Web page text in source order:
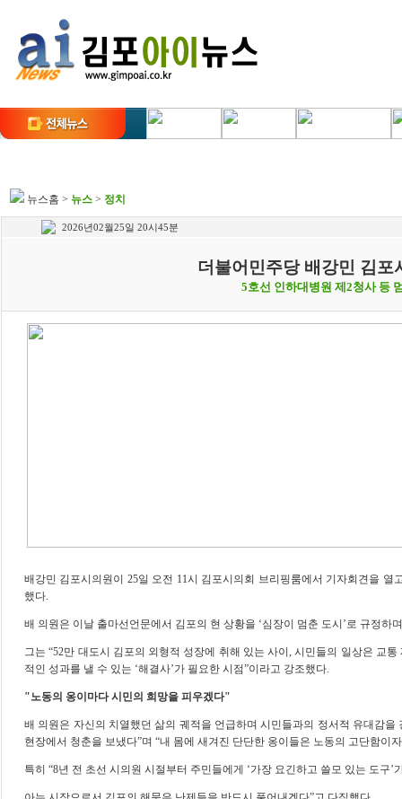
뉴스홈 > 뉴스 > 정치
2026년02월25일 20시45분
더불어민주당 배강민 김
5호선 인하대병원 제2청사 등
배강민 김포시의원이 25일 오전 11시 김포시의회 브리핑룸에서 기자회견을 열
했다.
배 의원은 이날 출마선언문에서 김포의 현 상황을 ‘심장이 멈춘 도시 ’로 규정하며
그는“52만 대도시 김포의 외형적 성장에 취해 있는 사이,시민들의 일상은 교통
적인 성과를 낼 수 있는 ‘해결사’가 필요한 시점”이라고 강조했다.
"노동의 옹이마다 시민의 희망을 피우겠다"
배 의원은 자신의 치열했던 삶의 궤적을 언급하며 시민들과의 정서적 유대감을
현장에서 청춘을 보냈다”며 “내 몸에 새겨진 단단한 옹이들은 노동의 고단함이자
특히 “8년 전 초선 시의원 시절부터 주민들에게 ‘가장 요긴하고 쓸모 있는 도구’